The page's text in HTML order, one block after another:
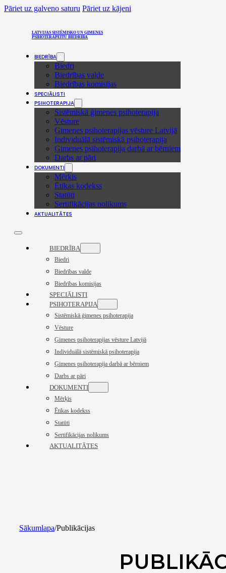
Pāriet uz galveno saturu Pāriet uz kājeni
LATVIJAS SISTĒMISKO UN ĢIMENES
PSIHOTERAPEITU BIEDRĪBA
BIEDRĪBA
Biedri
Biedrības valde
Biedrības komisijas
SPECIĀLISTI
PSIHOTERAPIJA
Sistēmiskā ģimenes psihoterapija
Vēsture
Ģimenes psihoterapijas vēsture Latvijā
Individuālā sistēmiskā psihoterapija
Ģimenes psihoterapija darbā ar bērniem
Darbs ar pāri
DOKUMENTI
Mērķis
Ētikas kodekss
Statūti
Sertifikācijas nolikums
AKTUALITĀTES
BIEDRĪBA
Biedri
Biedrības valde
Biedrības komisijas
SPECIĀLISTI
PSIHOTERAPIJA
Sistēmiskā ģimenes psihoterapija
Vēsture
Ģimenes psihoterapijas vēsture Latvijā
Individuālā sistēmiskā psihoterapija
Ģimenes psihoterapija darbā ar bērniem
Darbs ar pāri
DOKUMENTI
Mērķis
Ētikas kodekss
Statūti
Sertifikācijas nolikums
AKTUALITĀTES
Sākumlapa/Publikācijas